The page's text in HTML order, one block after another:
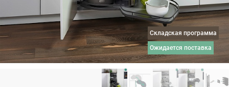
Складская программа
ожидается поставка